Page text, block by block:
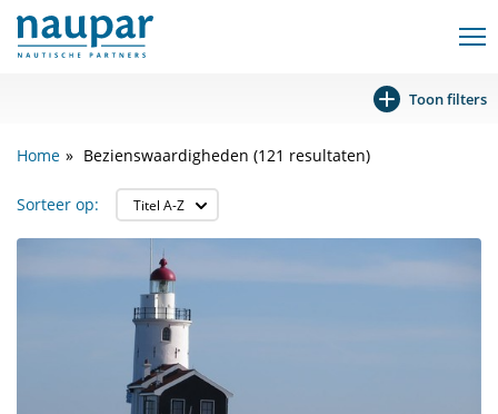
Toon filters
Home Bezienswaardigheden (121 resultaten)
Sorteer op: